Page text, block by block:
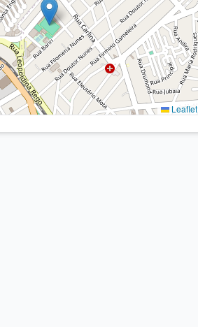
Leaflet